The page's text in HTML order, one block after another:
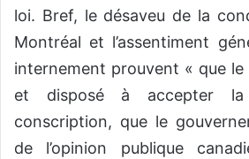
loi. Bref, le désaveu de la
Montréal et l’assentiment
internement prouvent « que
et disposé à accepter
conscription, que le
de l’opinion publique